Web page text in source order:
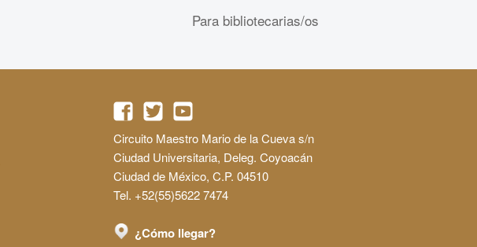
Para bibliotecarias/os
Circuito Maestro Mario de la Cueva s/n
Ciudad Universitaria, Deleg. Coyoacán
Ciudad de México, C.P. 04510
Tel. +52(55)5622 7474
¿Cómo llegar?